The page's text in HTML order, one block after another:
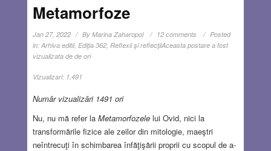
Metamorfoze
Jan 27, 2022 By Marina Zaharopol 12 comments
Posted
in: Arhiva editii, Ediţia 362, Reflexii şi reflecţiiAceasta postare a fost
vizualizata de de ori
Vizualizari: 1,491
Număr vizualizări 1491 ori
Nu, nu mă refer la Metamorfozelelui Ovid, nici la
transformările fizice ale zeilor din mitologie, maeştri
neîntrecuţi în schimbarea înfăţişării proprii cu scopul de a-